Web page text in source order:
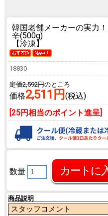
韓国老舗メーカーの実力！
辛(500g)
【冷凍】
18830
定価2,592円のところ
価格2,511円 (税込)
[25円相当のポイント進呈]
数量
商品説明
スタッフコメント